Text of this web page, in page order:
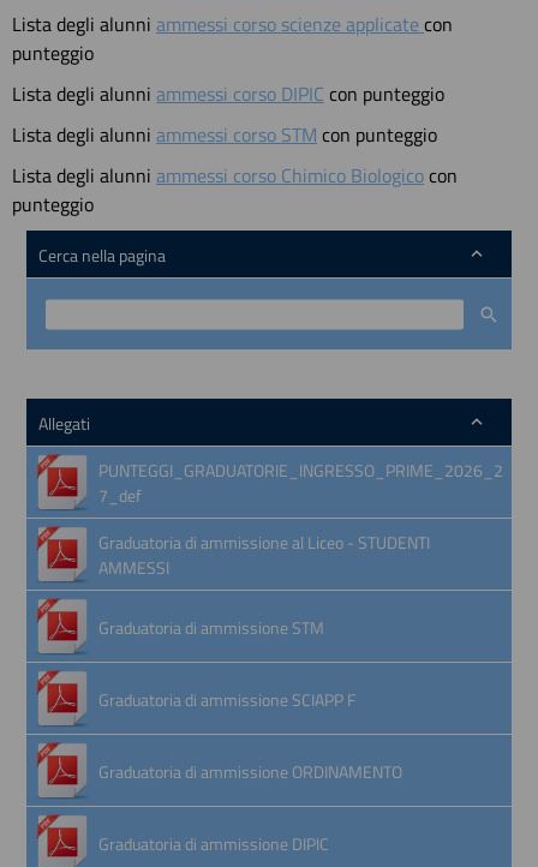
Lista degli alunni ammessi corso scienze applicatecon
punteggio
Lista degli alunni ammessi corso DIPIC con punteggio
Lista degli alunni ammessi corso STM con punteggio
Lista degli alunni ammessi corso Chimico Biologicocon
punteggio
Cerca nella pagina
Allegati
PUNTEGGI_GRADUATORIE_INGRESSO_PRIME_2026_2
7_def
Graduatoria di ammissione al Liceo - STUDENTI
AMMESSI
Graduatoria di ammissione STM
Graduatoria di ammissione SCIAPP F
Graduatoria di ammissione ORDINAMENTO
Graduatoria di ammissione DIPIC